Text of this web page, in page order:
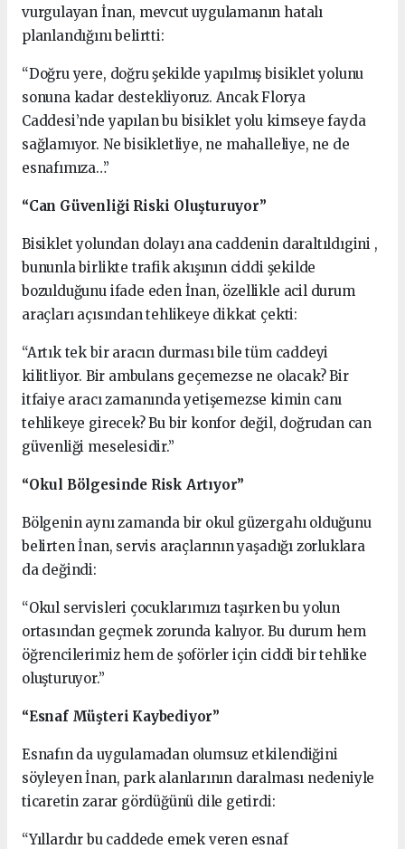
vurgulayan İnan, mevcut uygulamanın hatalı
planlandığını belirtti:
“Doğru yere, doğru şekilde yapılmış bisiklet yolunu
sonuna kadar destekliyoruz. Ancak Florya
Caddesi’nde yapılan bu bisiklet yolu kimseye fayda
sağlamıyor. Ne bisikletliye, ne mahalleliye, ne de
esnafımıza…”
“Can Güvenliği Riski Oluşturuyor”
Bisiklet yolundan dolayı ana caddenin daraltıldıgini ,
bununla birlikte trafik akışının ciddi şekilde
bozulduğunu ifade eden İnan, özellikle acil durum
araçları açısından tehlikeye dikkat çekti:
“Artık tek bir aracın durması bile tüm caddeyi
kilitliyor. Bir ambulans geçemezse ne olacak? Bir
itfaiye aracı zamanında yetişemezse kimin canı
tehlikeye girecek? Bu bir konfor değil, doğrudan can
güvenliği meselesidir.”
“Okul Bölgesinde Risk Artıyor”
Bölgenin aynı zamanda bir okul güzergahı olduğunu
belirten İnan, servis araçlarının yaşadığı zorluklara
da değindi:
“Okul servisleri çocuklarımızı taşırken bu yolun
ortasından geçmek zorunda kalıyor. Bu durum hem
öğrencilerimiz hem de şoförler için ciddi bir tehlike
oluşturuyor.”
“Esnaf Müşteri Kaybediyor”
Esnafın da uygulamadan olumsuz etkilendiğini
söyleyen İnan, park alanlarının daralması nedeniyle
ticaretin zarar gördüğünü dile getirdi:
“Yıllardır bu caddede emek veren esnaf